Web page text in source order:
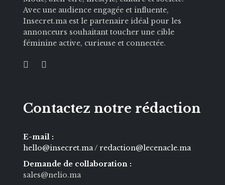
Avec une audience engagée et influente,
Insecret.ma est le partenaire idéal pour les
annonceurs souhaitant toucher une cible
féminine active, curieuse et connectée.
Contactez notre rédaction
E-mail :
hello@insecret.ma / redaction@lecenacle.ma
Demande de collaboration :
sales@nelio.ma